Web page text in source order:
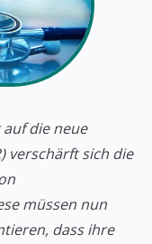
die neue
verschärft sich die
müssen nun
dass ihre